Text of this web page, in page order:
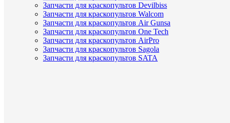
Запчасти для краскопультов Devilbiss
Запчасти для краскопультов Walcom
Запчасти для краскопультов Air Gunsa
Запчасти для краскопультов One Tech
Запчасти для краскопультов AirPro
Запчасти для краскопультов Sagola
Запчасти для краскопультов SATA